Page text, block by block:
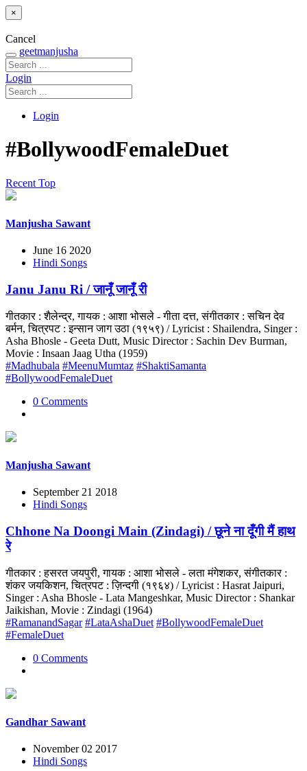
×
Cancel
geetmanjusha
Login
Login
#BollywoodFemaleDuet
Recent Top
Manjusha Sawant
June 16 2020
Hindi Songs
Janu Janu Ri / जानूँ जानूँ री
गीतकार : शैलेन्द्र, गायक : आशा भोसले - गीता दत्त, संगीतकार : सचिन देव
बर्मन, चित्रपट : इन्सान जाग उठा (१९५९) / Lyricist : Shailendra, Singer :
Asha Bhosle - Geeta Dutt, Music Director : Sachin Dev Burman,
Movie : Insaan Jaag Utha (1959)
#Madhubala #MeenuMumtaz #ShaktiSamanta
#BollywoodFemaleDuet
0 Comments
Manjusha Sawant
September 21 2018
Hindi Songs
Chhone Na Doongi Main (Zindagi) / छूने ना दूँगी मैं हाथ
रे
गीतकार : हसरत जयपुरी, गायक : आशा भोसले - लता मंगेशकर, संगीतकार :
शंकर जयकिशन, चित्रपट : ज़िन्दगी (१९६४) / Lyricist : Hasrat Jaipuri,
Singer : Asha Bhosle - Lata Mangeshkar, Music Director : Shankar
Jaikishan, Movie : Zindagi (1964)
#RamanandSagar #LataAshaDuet #BollywoodFemaleDuet
#FemaleDuet
0 Comments
Gandhar Sawant
November 02 2017
Hindi Songs